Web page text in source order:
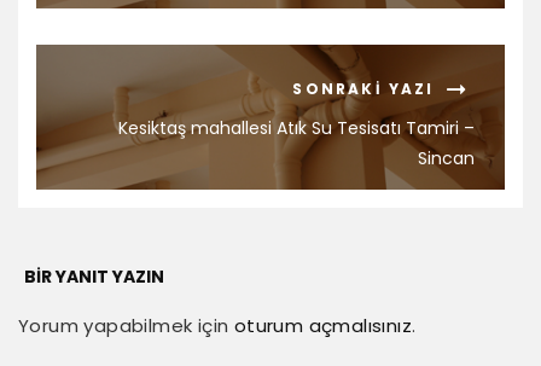
SONRAKI YAZI
Kesiktaş mahallesi Atık Su Tesisatı Tamiri –
Sincan
BIR YANIT YAZIN
Yorum yapabilmek için oturum açmalısınız.